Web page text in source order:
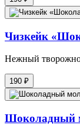
Чизкейк
Нежный
190 ₽
Шоколадный